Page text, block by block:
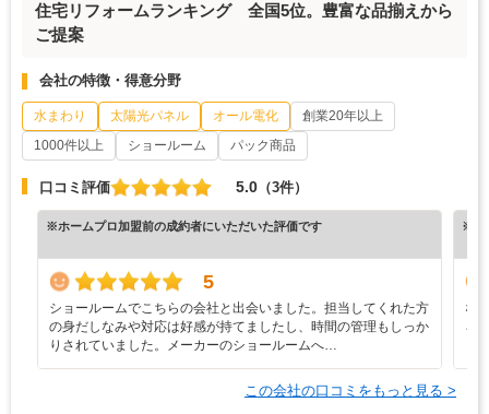
住宅リフォームランキング 全国5位。豊富な品揃えから
ご提案
会社の特徴・得意分野
水まわり 太陽光パネル オール電化
創業20年以上
1000件以上
ショールーム パック商品
口コミ評価 5.0 （3件）
※ホームプロ加盟前の成約者にいただいた評価です
5
ショールームでこちらの会社と出会いました。担当してくれた方
の身だしなみや対応は好感が持てましたし、時間の管理もしっか
りされていました。メーカーのショールームへ…
※ホ
な
ろ
この会社の口コミをもっと見る >